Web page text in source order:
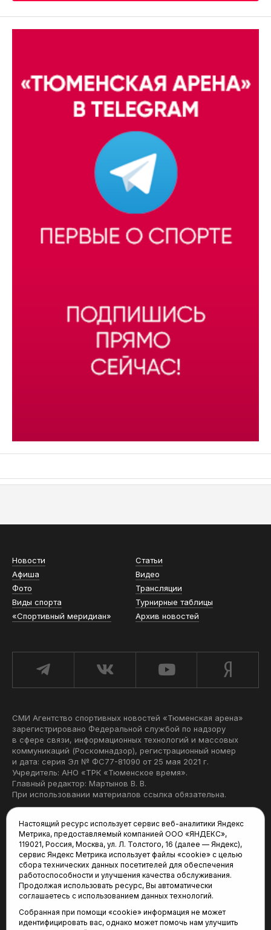
Новости
Статьи
Афиша
Видео
Фото
Трансляции
Виды спорта
Турнирные таблицы
«Спортивный меридиан»
Архив новостей
СМИ Агентство спортивных новостей «Тюменская арена»
зарегистрировано Федеральной службой по надзору
в сфере связи, информационных технологий и массовых
коммуникаций (Роскомнадзор), регистрационный номер
и дата: серия Эл № ФС77-81090 от 25 мая 2021 г.
Учредитель: АНО «ТРК «Тюменское время».
Главный редактор: Мартынов В. В.
При использовании материалов ссылка обязательна.
Редакция:
625035, Тюмень, пр. Геологоразведчиков, 28А
(3452) 68-22-28
tum-arena@mail.ru
Отдел продаж:
(3452) 68-89-78
kotovaev@sibinformburo.ru
Настоящий ресурс использует сервис веб-аналитики Яндекс
Метрика, предоставляемый компанией ООО «ЯНДЕКС»,
119021, Россия, Москва, ул. Л. Толстого, 16 (далее — Яндекс),
сервис Яндекс Метрика использует файлы «cookie» с целью
сбора технических данных посетителей для обеспечения
работоспособности и улучшения качества обслуживания.
Продолжая использовать ресурс, Вы автоматически
соглашаетесь с использованием данных технологий.
Собранная при помощи «cookie» информация не может
идентифицировать вас, однако может помочь нам улучшить